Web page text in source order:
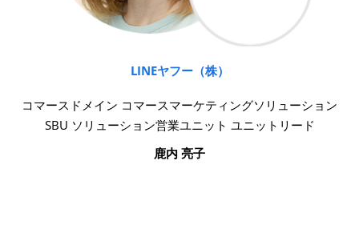
LINEヤフー（株）
コマースドメイン コマースマーケティングソリューション
SBU ソリューション営業ユニット ユニットリード
鹿内 亮子